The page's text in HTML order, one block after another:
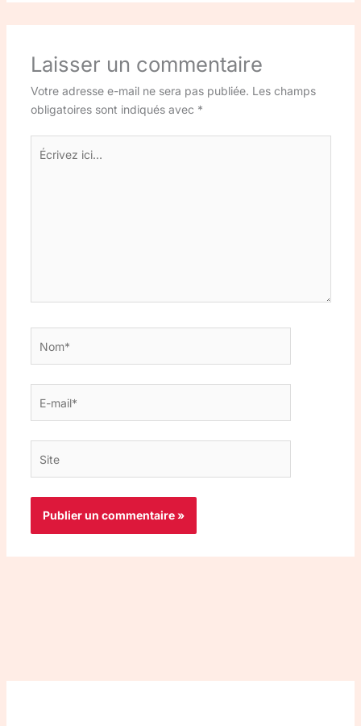
Laisser un commentaire
Votre adresse e-mail ne sera pas publiée. Les champs
obligatoires sont indiqués avec *
ici…
mail*